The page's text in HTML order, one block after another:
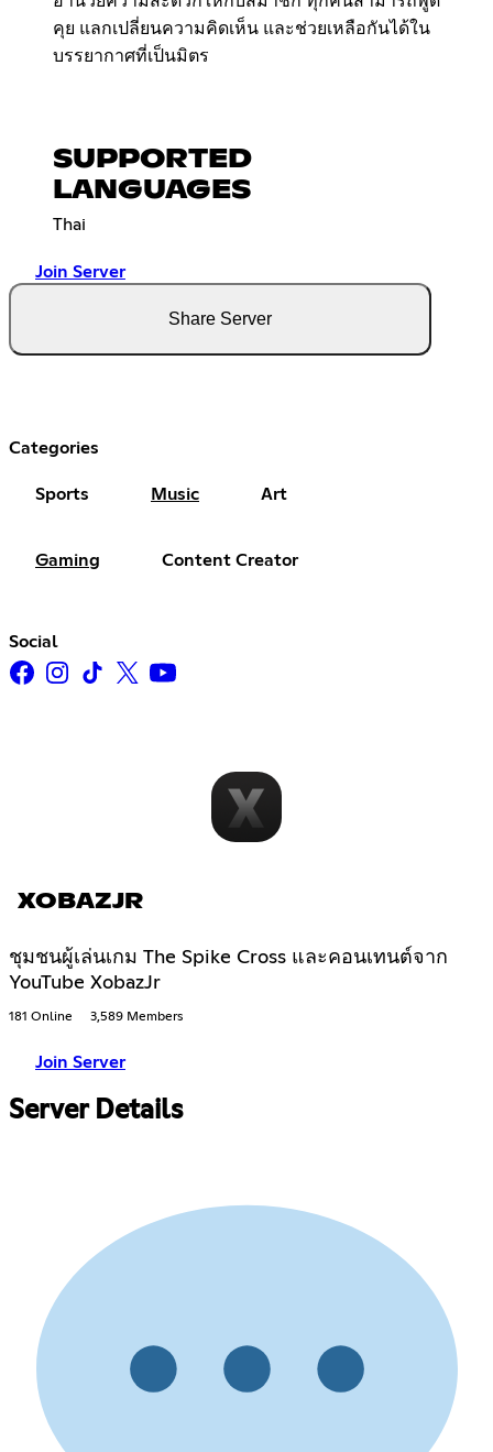
คุย แลกเปลี่ยนความคิดเห็น และช่วยเหลือกันได้ใน
บรรยากาศที่เป็นมิตร
SUPPORTED
LANGUAGES
Thai
Join Server
Share Server
Categories
Sports Music Art
Gaming Content Creator
Social
XOBAZJR
ชุมชนผู้เล่นเกม The Spike Cross และคอนเทนต์จาก
YouTube XobazJr
181 Online 3,589 Members
Join Server
Server Details